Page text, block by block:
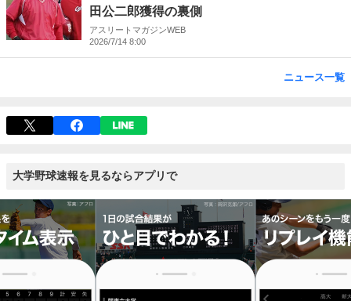
田公二郎獲得の裏側
アスリートマガジンWEB
2026/7/14 8:00
ニュース一覧
大学野球速報を見るならアプリで